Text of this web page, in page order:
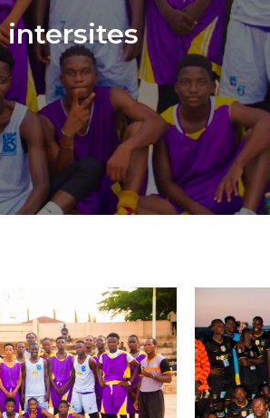
intersites